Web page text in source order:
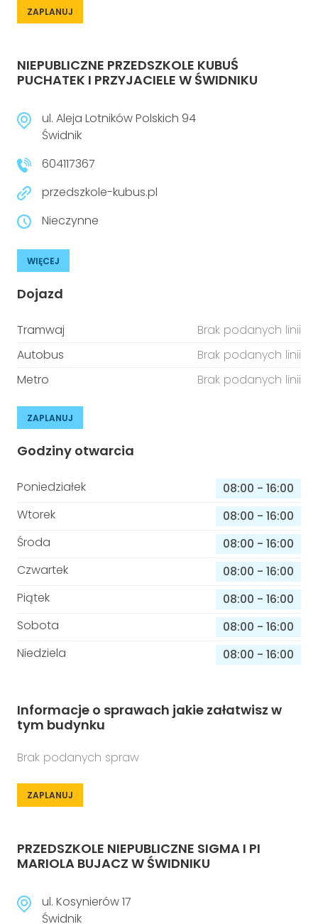
ZAPLANUJ
NIEPUBLICZNE PRZEDSZKOLE KUBUŚ
PUCHATEK I PRZYJACIELE W ŚWIDNIKU
ul. Aleja Lotników Polskich 94
Świdnik
604117367
przedszkole-kubus.pl
Nieczynne
WIĘCEJ
Dojazd
Tramwaj
Brak podanych linii
Autobus
Brak podanych linii
Metro
Brak podanych linii
ZAPLANUJ
Godziny otwarcia
Poniedziałek 08:00 - 16:00
Wtorek
08:00 - 16:00
Środa
08:00 - 16:00
Czwartek
08:00 - 16:00
Piątek
08:00 - 16:00
Sobota
08:00 - 16:00
Niedziela
08:00 - 16:00
Informacje o sprawach jakie załatwisz w
tym budynku
Brak podanych spraw
ZAPLANUJ
PRZEDSZKOLE NIEPUBLICZNE SIGMA I PI
MARIOLA BUJACZ W ŚWIDNIKU
ul. Kosynierów 17
Świdnik